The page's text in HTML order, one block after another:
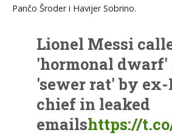
Pančo Šroder i Havijer Sobrino.
Lionel Messi
'hormonal dwarf'
'sewer rat' by ex-
chief in leaked
emailshttps://